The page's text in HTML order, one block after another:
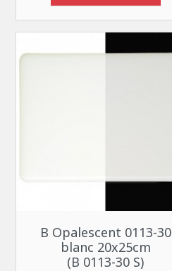
Aperçu rapide
B Opalescent 0113-30
blanc 20x25cm
(B 0113-30 S)